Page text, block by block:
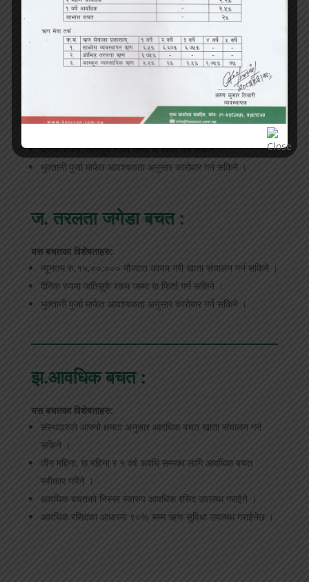
भक्तानी पर्जा मार्फत आवश्यकता अनुसार कारोबार गर्न सकिने ।
छ. कास्कून विशेष ऐच्छिक बचत :
यस बचतका विशेषताहरु:
न्यूनतम रु.१०,००,००० मौज्दात कायम गरी खाता संचालन गर्न सकिने ।
दैनिक रुपमा जतिसुकै रकम जम्मा वा फिर्ता गर्न सकिने ।
भुक्तानी पुर्जा मार्फत आवश्यकता अनुसार कारोबार गर्न सकिने ।
ज. तरलता जगेडा बचत :
यस बचतका विशेषताहरु:
न्यूनतम रु.१५,००,००० मौज्दात कायम गरी खाता संचालन गर्न सकिने ।
दैनिक रुपमा जतिसुकै रकम जम्मा वा फिर्ता गर्न सकिने ।
भुक्तानी पुर्जा मार्फत आवश्यकता अनुसार कारोबार गर्न सकिने ।
झ.आवधिक बचत :
यस बचतका विशेषताहरु:
संस्थाहरुले आफ्नो क्षमता अनुसार आवधिक बचत खाता संचालन गर्न
सकिने ।
तीन महिना, छ महिना र १ वर्ष अवधि सम्मका लागि आवधिक बचत
स्वीकार गरिने ।
आवधिक बचतको निस्सा स्वारुप आवधिक रसिद उपलब्ध गराईने ।
आवधिक रसिदका आधारमा ९०% सम्म ऋण सुविधा उपलब्ध गराईनेछ ।